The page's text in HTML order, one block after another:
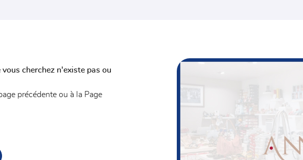
commerciales à
à tout moment en
vous cherchez n'existe pas ou
précédente ou à la Page